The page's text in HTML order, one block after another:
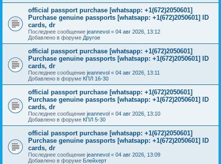
official passport purchase [whatsapp: +1(672)2050601]
Purchase genuine passports [whatsapp: +1(672)2050601] ID
cards, dr
Последнее сообщение jeannevol « 04 авг 2026, 13:12
Добавлено в форуме Другое
official passport purchase [whatsapp: +1(672)2050601]
Purchase genuine passports [whatsapp: +1(672)2050601] ID
cards, dr
Последнее сообщение jeannevol « 04 авг 2026, 13:11
Добавлено в форуме КПЛ 16-30
official passport purchase [whatsapp: +1(672)2050601]
Purchase genuine passports [whatsapp: +1(672)2050601] ID
cards, dr
Последнее сообщение jeannevol « 04 авг 2026, 13:10
Добавлено в форуме КПЛ 5-30
official passport purchase [whatsapp: +1(672)2050601]
Purchase genuine passports [whatsapp: +1(672)2050601] ID
cards, dr
Последнее сообщение jeannevol « 04 авг 2026, 13:09
Добавлено в форуме Блейхерт